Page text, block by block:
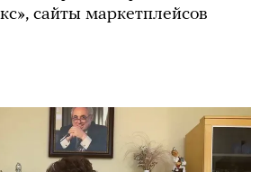
сайты маркетплейсов